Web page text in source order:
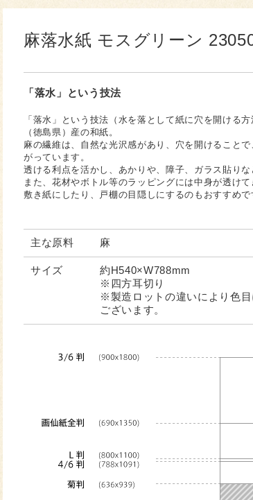
麻落水紙 モスグリーン
「落水」という技法
「落水」という技法（水を落として紙に穴を開ける
（徳島県）産の和紙。
麻の繊維は、自然な光沢感があり、穴を開けること
がっています。
透ける利点を活かし、あかりや、障子、ガラス貼りな
また、花材やボトル等のラッピングには中身が透けて
敷き紙にしたり、戸棚の目隠しにするのもおすすめで
主な原料 麻
サイズ
約H540×W788mm
※四方耳切り
※製造ロットの違いにより色
ございます。